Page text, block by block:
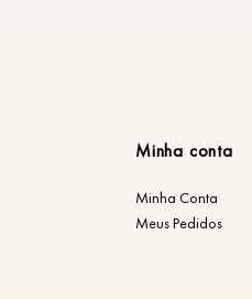
Minha conta
Minha Conta
Meus Pedidos